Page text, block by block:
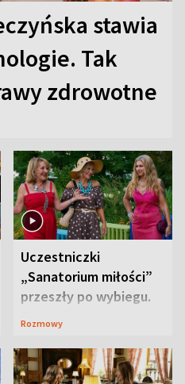
stawia
Tak
zdrowotne
Uczestniczki
„Sanatorium miłości”
przeszły po wybiegu.
Te stylizacje
Rozmowy